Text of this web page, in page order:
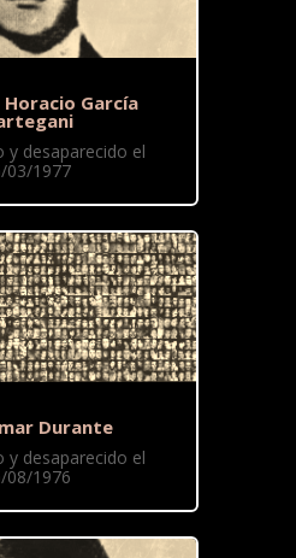
García
y desaparecido el
03/1977
Durante
y desaparecido el
08/1976